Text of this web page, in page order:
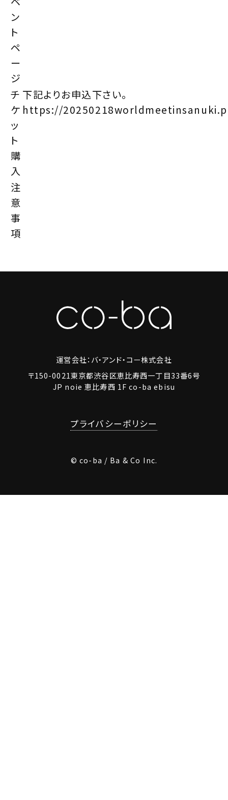
ン
ト
ペ
ー
ジ
チ
ケ
ッ
ト
購
入
下記よりお申込下さい。
https://
注
意
事
項
運営会社：バ・アンド・コー株式会社
〒150-0021東京都渋谷区恵比寿西一丁目33番6号
JP noie 恵比寿西 1F co-ba ebisu
プライバシーポリシー
© co-ba / Ba & Co Inc.